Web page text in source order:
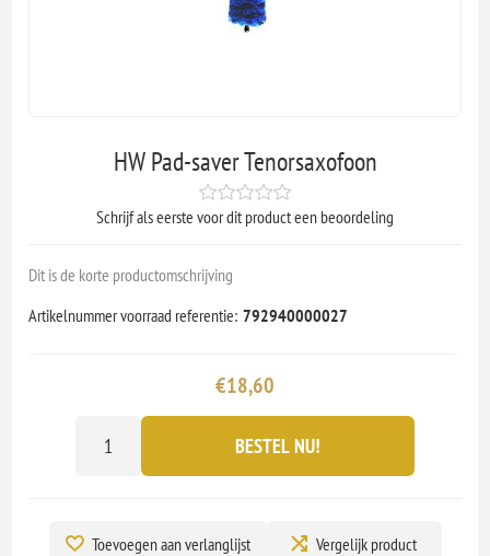
HW Pad-saver Tenorsaxofoon
Schrijf als eerste voor dit product een beoordeling
Dit is de korte productomschrijving
Artikelnummer voorraad referentie: 792940000027
€18,60
BESTEL NU!
Toevoegen aan verlanglijst Vergelijk product